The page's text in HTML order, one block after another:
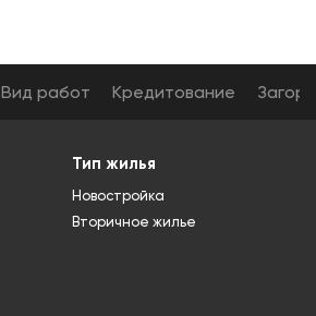
Вид работ Кредитование
Тип жилья
Новостройка
Вторичное жилье